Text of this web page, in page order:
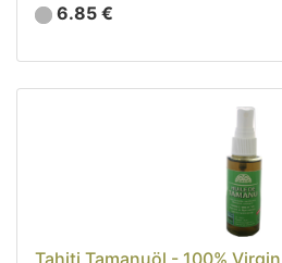
6.85 €
Tahiti Tamanuöl - 100%